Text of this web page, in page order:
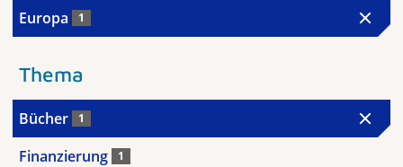
Europa 1
Thema
Bücher 1
Finanzierung 1